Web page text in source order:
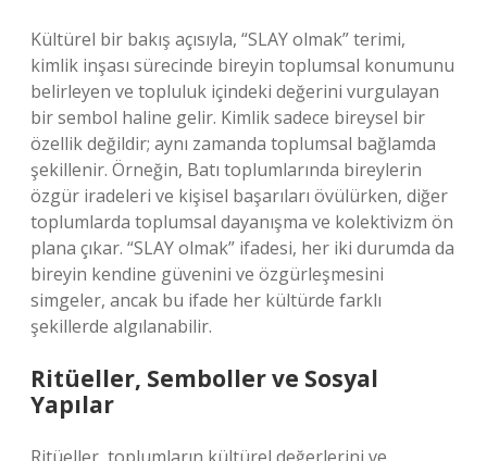
Kültürel bir bakış açısıyla, “SLAY olmak” terimi,
kimlik inşası sürecinde bireyin toplumsal konumunu
belirleyen ve topluluk içindeki değerini vurgulayan
bir sembol haline gelir. Kimlik sadece bireysel bir
özellik değildir; aynı zamanda toplumsal bağlamda
şekillenir. Örneğin, Batı toplumlarında bireylerin
özgür iradeleri ve kişisel başarıları övülürken, diğer
toplumlarda toplumsal dayanışma ve kolektivizm ön
plana çıkar. “SLAY olmak” ifadesi, her iki durumda da
bireyin kendine güvenini ve özgürleşmesini
simgeler, ancak bu ifade her kültürde farklı
şekillerde algılanabilir.
Ritüeller, Semboller ve Sosyal
Yapılar